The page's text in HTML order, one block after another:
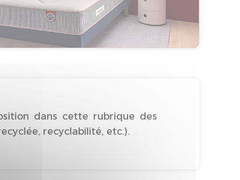
dans cette rubrique des
recyclabilité, etc.).